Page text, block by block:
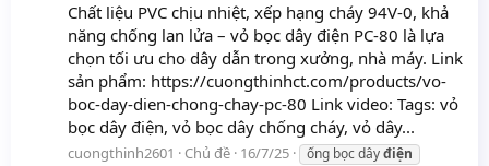
Chất liệu PVC chịu nhiệt, xếp hạng cháy 94V-0, khả
năng chống lan lửa – vỏ bọc dây điện PC-80 là lựa
chọn tối ưu cho dây dẫn trong xưởng, nhà máy. Link
sản phẩm: https://cuongthinhct.com/products/vo-
boc-day-dien-chong-chay-pc-80 Link video: Tags: vỏ
bọc dây điện, vỏ bọc dây chống cháy, vỏ dây...
cuongthinh2601 Chủ đề 16/7/25 ống bọc dâyđiện